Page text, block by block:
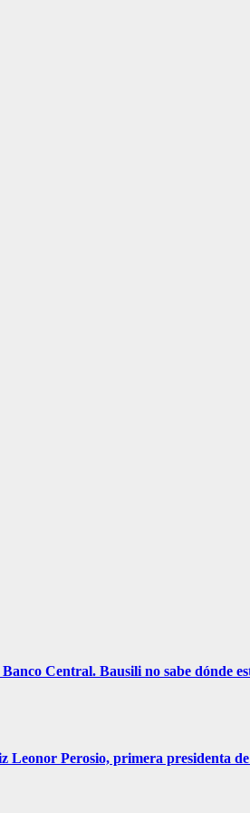
Central. Bausili no sabe dónde
Leonor Perosio, primera presidenta